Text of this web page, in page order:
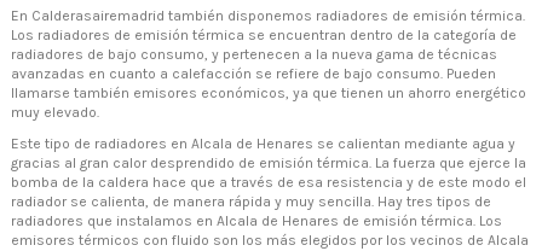
En Calderasairemadrid también disponemos radiadores de emisión térmica.
Los radiadores de emisión térmica se encuentran dentro de la categoría de
radiadores de bajo consumo, y pertenecen a la nueva gama de técnicas
avanzadas en cuanto a calefacción se refiere de bajo consumo. Pueden
llamarse también emisores económicos, ya que tienen un ahorro energético
muy elevado.
Este tipo de radiadores en Alcala de Henares se calientan mediante agua y
gracias al gran calor desprendido de emisión térmica. La fuerza que ejerce la
bomba de la caldera hace que a través de esa resistencia y de este modo el
radiador se calienta, de manera rápida y muy sencilla. Hay tres tipos de
radiadores que instalamos en Alcala de Henares de emisión térmica. Los
emisores térmicos con fluido son los más elegidos por los vecinos de Alcala